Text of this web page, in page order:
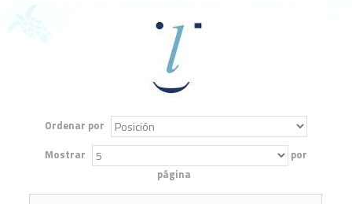
Ordenar por
Mostrar
por
página